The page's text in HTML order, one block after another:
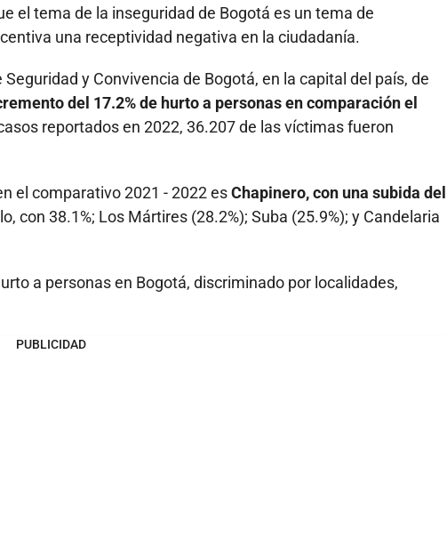
el tema de la inseguridad de Bogotá es un tema de
una receptividad negativa en la ciudadanía.
y Convivencia de Bogotá, en la capital del país, de
del 17.2% de hurto a personas en comparación el
reportados en 2022, 36.207 de las víctimas fueron
el comparativo 2021 - 2022 esChapinero, con una subida del
con 38.1%; Los Mártires (28.2%); Suba (25.9%); y Candelaria
a personas en Bogotá, discriminado por localidades,
PUBLICIDAD